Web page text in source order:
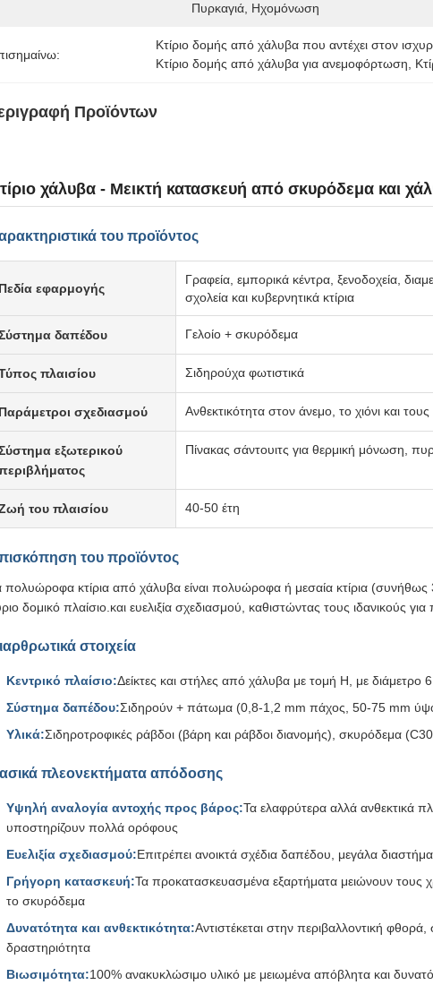
Πυρκαγιά, Ηχομόνωση
Κτίριο δομής από χάλυβα που αντέχει στον
Κτίριο δομής από χάλυβα για ανεμοφόρτωση
Προϊόντων
χάλυβα - Μεικτή κατασκευή από σκυρόδεμα και
του προϊόντος
Πεδία εφαρμογής
Γραφεία, εμπορικά κέντρα, ξενοδοχεία,
σχολεία και κυβερνητικά κτίρια
δαπέδου Γελοίο + σκυρόδεμα
πλαισίου Σιδηρούχα φωτιστικά
Παράμετροι σχεδιασμού Ανθεκτικότητα στον άνεμο, το χιόνι και
εξωτερικού
Πίνακας σάντουιτς για θερμική μόνωση,
του πλαισίου 40-50 έτη
του προϊόντος
πολυώροφα κτίρια από χάλυβα είναι πολυώροφα ή μεσαία κτίρια
δομικό πλαίσιο.και ευελιξία σχεδιασμού, καθιστώντας τους ιδανικούς για
στοιχεία
Κεντρικό πλαίσιο:Δείκτες και στήλες από χάλυβα με τομή H, με διάμετρο
Σύστημα δαπέδου:Σιδηρούν + πάτωμα (0,8-1,2 mm πάχος, 50-75 mm
Υλικά:Σιδηροτροφικές ράβδοι (βάρη και ράβδοι διανομής), σκυρόδεμα
πλεονεκτήματα απόδοσης
Υψηλή αναλογία αντοχής προς βάρος:Τα ελαφρύτερα αλλά ανθεκτικά
υποστηρίζουν πολλά ορόφους
Ευελιξία σχεδιασμού:Επιτρέπει ανοικτά σχέδια δαπέδου, μεγάλα
Γρήγορη κατασκευή:Τα προκατασκευασμένα εξαρτήματα μειώνουν τους
το σκυρόδεμα
Δυνατότητα και ανθεκτικότητα:Αντιστέκεται στην περιβαλλοντική
δραστηριότητα
Βιωσιμότητα:100% ανακυκλώσιμο υλικό με μειωμένα απόβλητα και